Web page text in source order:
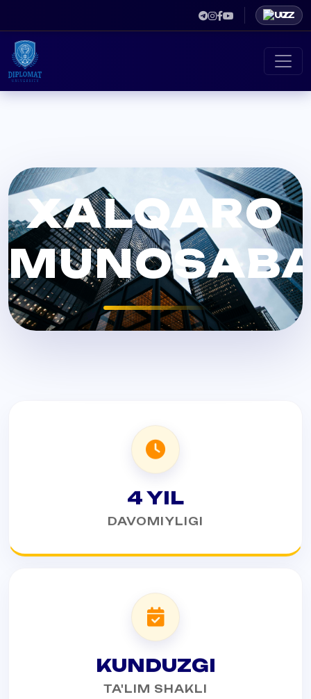
UZ
XALQARO
4 YIL
DAVOMIYLIGI
KUNDUZGI
TA'LIM SHAKLI